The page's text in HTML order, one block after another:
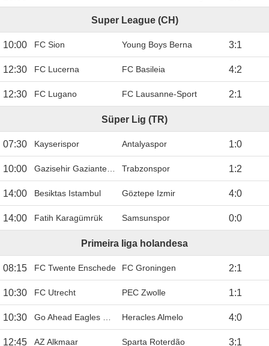
Super League (CH)
10:00 FC Sion Young Boys Berna 3:1
12:30 FC Lucerna FC Basileia 4:2
12:30 FC Lugano FC Lausanne-Sport 2:1
Süper Lig (TR)
07:30 Kayserispor Antalyaspor 1:0
10:00 Gazisehir Gaziantep FK Trabzonspor 1:2
14:00 Besiktas Istambul Göztepe Izmir 4:0
14:00 Fatih Karagümrük Samsunspor 0:0
Primeira Iiga holandesa
08:15 FC Twente Enschede FC Groningen 2:1
10:30 FC Utrecht PEC Zwolle 1:1
10:30 Go Ahead Eagles Deventer Heracles Almelo 4:0
12:45 AZ Alkmaar Sparta Roterdão 3:1